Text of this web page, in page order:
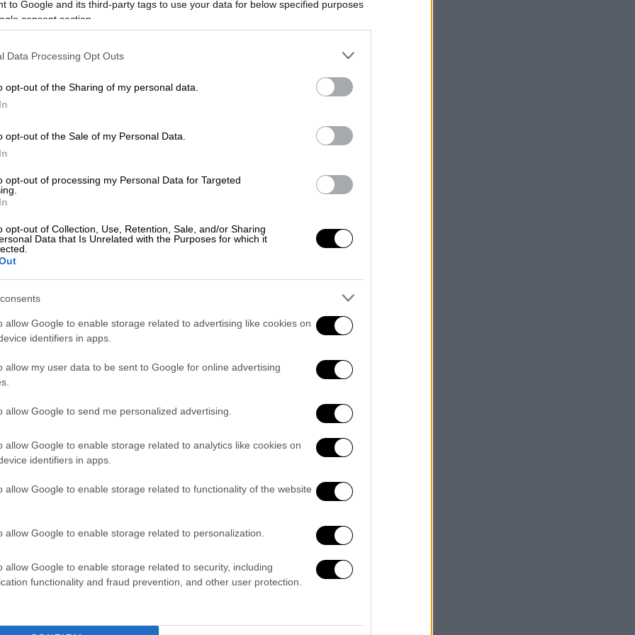
to Google and its third-party tags to use your data for below specified purposes
consent section.
Data Processing Opt Outs
opt-out of the Sharing of my personal data.
opt-out of the Sale of my Personal Data.
opt-out of processing my Personal Data for Targeted
opt-out of Collection, Use, Retention, Sale, and/or Sharing
Data that Is Unrelated with the Purposes for which it
allow Google to enable storage related to advertising like cookies on
identifiers in apps.
allow my user data to be sent to Google for online advertising
allow Google to send me personalized advertising.
allow Google to enable storage related to analytics like cookies on
identifiers in apps.
allow Google to enable storage related to functionality of the website
allow Google to enable storage related to personalization.
allow Google to enable storage related to security, including
functionality and fraud prevention, and other user protection.
«υπερόπλο» για επιδόματα,
της πόλης και έδρα του
θα πρέπει να εκκενωθεί, μετά
εξέλιξη είναιπολύ δυσάρεστη
η οποία εκφράζει την ειλικρινή
τους προμηθευτές, τους συνεργάτες και
εμπιστοσύνη και τη στήριξή τους, καθ’
καταστήματος.
επικοινωνία με το σωματείο των
του κατάλληλου προγράμματος για τη
στην υποστήριξη των
των δραστηριοτήτων στο κατάστημα
και του ηλεκτρονικού καταστήματος
περίπου 300 εργαζόμενοι
Αθήνας, η εταιρεία το 2024
κατά 105% σε σχέση με το 2023, με
ευρώ.
στο επιχειρησιακό και στο